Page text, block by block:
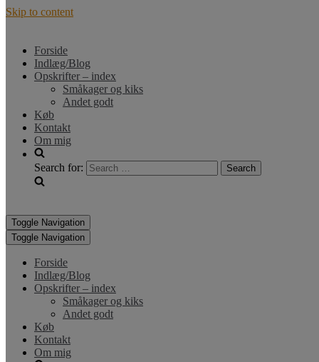
Skip to content
Forside
Indlæg/Blog
Opskrifter – index
Småkager og kiks
Andet godt
Køb
Kontakt
Om mig
Search for:
Toggle Navigation
Toggle Navigation
Forside
Indlæg/Blog
Opskrifter – index
Småkager og kiks
Andet godt
Køb
Kontakt
Om mig